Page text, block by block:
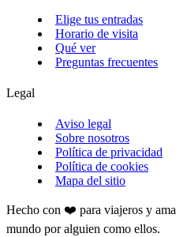
Elige tus entradas
Horario de visita
Qué ver
Preguntas frecuentes
Legal
Aviso legal
Sobre nosotros
Política de privacidad
Política de cookies
Mapa del sitio
Hecho con ❤️ para viajeros y
mundo por alguien como ellos.